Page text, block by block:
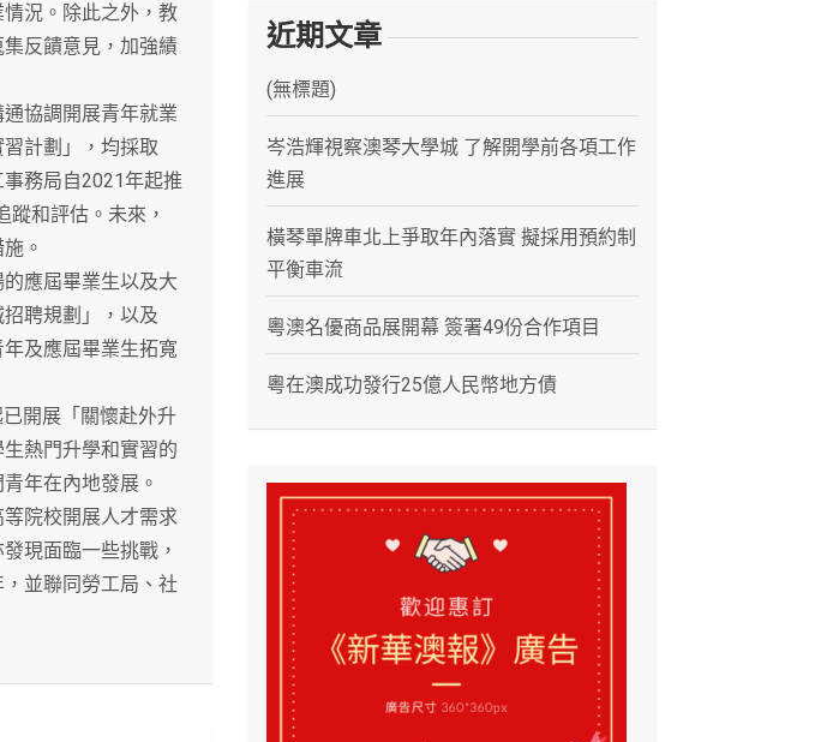
況。除此之外，教
反饋意見，加強績
協調開展青年就業
計劃」，均採取
務局自2021年起推
和評估。未來，
。
應屆畢業生以及大
聘規劃」，以及
及應屆畢業生拓寬
開展「關懷赴外升
熱門升學和實習的
年在內地發展。
院校開展人才需求
現面臨一些挑戰，
並聯同勞工局、社
近期文章
(無標題)
岑浩輝視察澳琴大學城 了解開學前各項工作
進展
橫琴單牌車北上爭取年內落實 擬採用預約制
平衡車流
粵澳名優商品展開幕 簽署49份合作項目
粵在澳成功發行25億人民幣地方債